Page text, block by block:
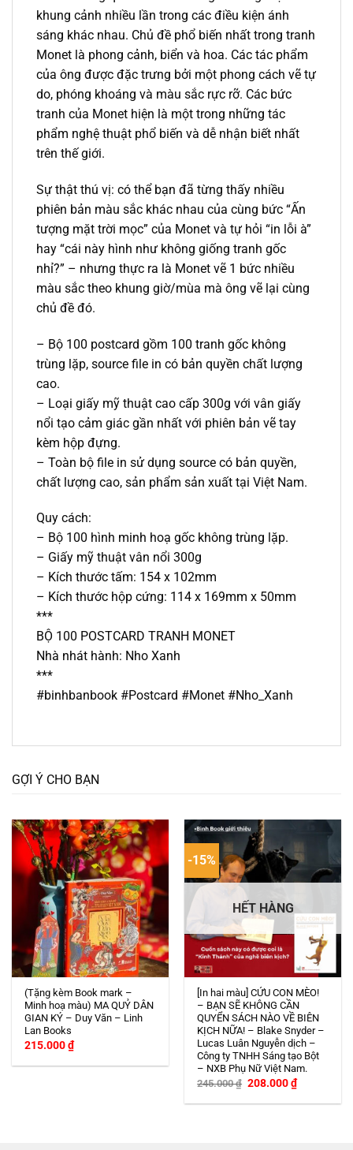
khung cảnh nhiều lần trong các điều kiện ánh
sáng khác nhau. Chủ đề phổ biến nhất trong tranh
Monet là phong cảnh, biển và hoa. Các tác phẩm
của ông được đặc trưng bởi một phong cách vẽ tự
do, phóng khoáng và màu sắc rực rỡ. Các bức
tranh của Monet hiện là một trong những tác
phẩm nghệ thuật phổ biến và dễ nhận biết nhất
trên thế giới.
Sự thật thú vị: có thể bạn đã từng thấy nhiều
phiên bản màu sắc khác nhau của cùng bức “Ấn
tượng mặt trời mọc” của Monet và tự hỏi “in lỗi à”
hay “cái này hình như không giống tranh gốc
nhỉ?” – nhưng thực ra là Monet vẽ 1 bức nhiều
màu sắc theo khung giờ/mùa mà ông vẽ lại cùng
chủ đề đó.
– Bộ 100 postcard gồm 100 tranh gốc không
trùng lặp, source file in có bản quyền chất lượng
cao.
– Loại giấy mỹ thuật cao cấp 300g với vân giấy
nổi tạo cảm giác gần nhất với phiên bản vẽ tay
kèm hộp đựng.
– Toàn bộ file in sử dụng source có bản quyền,
chất lượng cao, sản phẩm sản xuất tại Việt Nam.
Quy cách:
– Bộ 100 hình minh hoạ gốc không trùng lặp.
– Giấy mỹ thuật vân nổi 300g
– Kích thước tấm: 154 x 102mm
– Kích thước hộp cứng: 114 x 169mm x 50mm
***
BỘ 100 POSTCARD TRANH MONET
Nhà nhát hành: Nho Xanh
***
#binhbanbook #Postcard #Monet #Nho_Xanh
GỢI Ý CHO BẠN
(Tặng kèm Book mark –
Minh hoạ màu) MA QUỶ DÂN
GIAN KÝ – Duy Văn – Linh
Lan Books
215.000₫
-15%
HẾT HÀNG
[In hai màu] CỨU CON MÈO!
– BẠN SẼ KHÔNG CẦN
QUYỂN SÁCH NÀO VỀ BIÊN
KỊCH NỮA! – Blake Snyder –
Lucas Luân Nguyễn dịch –
Công ty TNHH Sáng tạo Bột
– NXB Phụ Nữ Việt Nam.
245.000₫ Giá
là:
208.000₫Giá
hiện
tại